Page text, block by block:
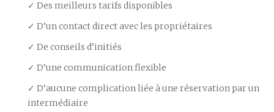
✓ Des meilleurs tarifs disponibles
✓ D’un contact direct avec les propriétaires
✓ De conseils d’initiés
✓ D’une communication flexible
✓ D’aucune complication liée à une réservation par un
intermédiaire